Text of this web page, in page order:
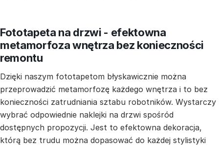
Fototapeta na drzwi - efektowna
metamorfoza wnętrza bez konieczności
remontu
Dzięki naszym fototapetom błyskawicznie można
przeprowadzić metamorfozę każdego wnętrza i to bez
konieczności zatrudniania sztabu robotników. Wystarczy
wybrać odpowiednie naklejki na drzwi spośród
dostępnych propozycji. Jest to efektowna dekoracja,
którą bez trudu można dopasować do każdej stylistyki